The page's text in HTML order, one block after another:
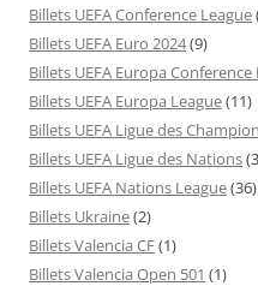
Billets UEFA Conference League
Billets UEFA Euro 2024(9)
Billets UEFA Europa Conference
Billets UEFA Europa League(11)
Billets UEFA Ligue des
Billets UEFA Ligue des Nations
Billets UEFA Nations League(36)
Billets Ukraine(2)
Billets Valencia CF(1)
Billets Valencia Open 501 (1)